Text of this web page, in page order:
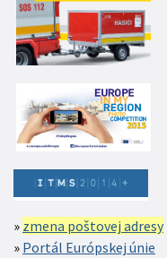
zmena poštovej adresy
Portál Európskej únie